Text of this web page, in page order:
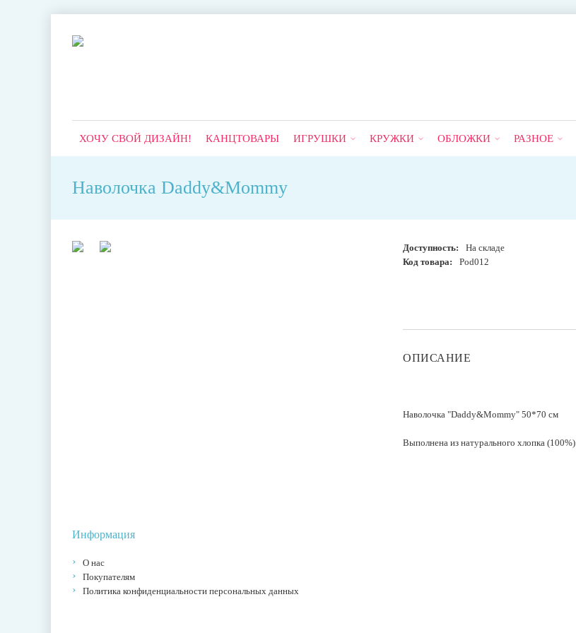
ХОЧУ СВОЙ ДИЗАЙН! КАНЦТОВАРЫ ИГРУШКИ КРУЖКИ ОБЛОЖКИ РАЗНОЕ
Наволочка Daddy&Mommy
Доступность:
На складе
Код товара:
Pod012
ОПИСАНИЕ
Наволочка "Daddy&Mommy" 50*70 см
Выполнена из натурального хлопка (100%)
Информация
О нас
Покупателям
Политика конфиденциальности персональных данных